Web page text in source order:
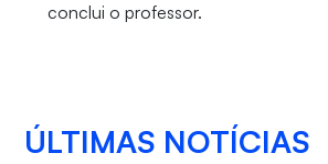
conclui o professor.
ÚLTIMAS NOTÍCIAS